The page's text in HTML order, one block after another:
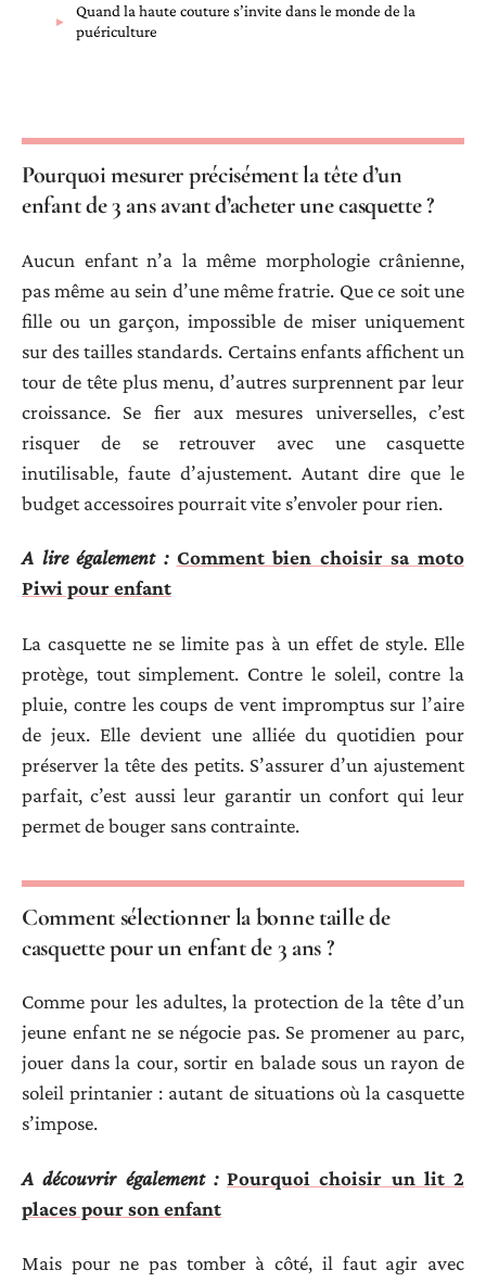
Quand la haute couture s’invite dans le monde de la
puériculture
Pourquoi mesurer précisément la tête d’un
enfant de 3 ans avant d’acheter une casquette ?
Aucun enfant n’a la même morphologie crânienne,
pas même au sein d’une même fratrie. Que ce soit une
fille ou un garçon, impossible de miser uniquement
sur des tailles standards. Certains enfants affichent un
tour de tête plus menu, d’autres surprennent par leur
croissance. Se fier aux mesures universelles, c’est
risquer de se retrouver avec une casquette
inutilisable, faute d’ajustement. Autant dire que le
budget accessoires pourrait vite s’envoler pour rien.
A lire également : Comment bien choisir sa moto
Piwi pour enfant
La casquette ne se limite pas à un effet de style. Elle
protège, tout simplement. Contre le soleil, contre la
pluie, contre les coups de vent impromptus sur l’aire
de jeux. Elle devient une alliée du quotidien pour
préserver la tête des petits. S’assurer d’un ajustement
parfait, c’est aussi leur garantir un confort qui leur
permet de bouger sans contrainte.
Comment sélectionner la bonne taille de
casquette pour un enfant de 3 ans ?
Comme pour les adultes, la protection de la tête d’un
jeune enfant ne se négocie pas. Se promener au parc,
jouer dans la cour, sortir en balade sous un rayon de
soleil printanier : autant de situations où la casquette
s’impose.
A découvrir également : Pourquoi choisir un lit 2
places pour son enfant
Mais pour ne pas tomber à côté, il faut agir avec